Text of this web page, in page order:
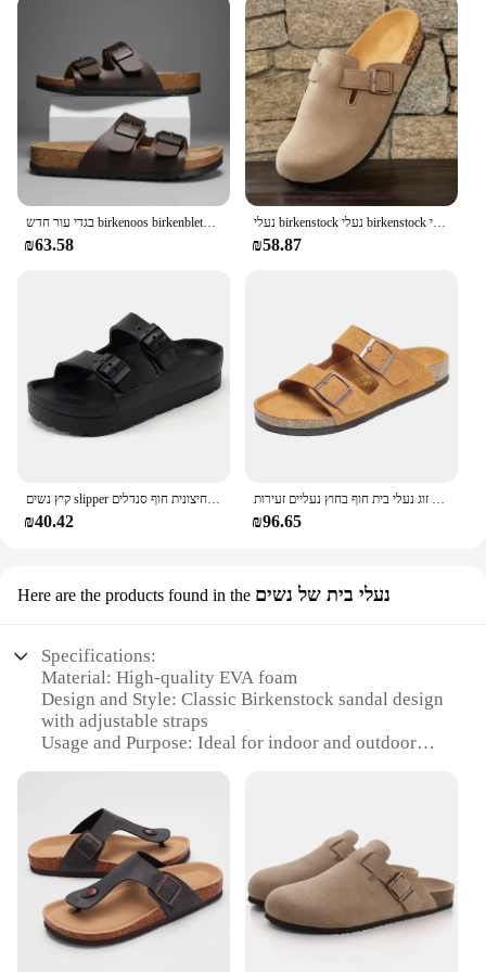
בגדי עור חדש birkenoos birkenblets גברים זוג וינטג 'ללבוש נעלי בית אופנה מזדמנים, 2024 חדש
₪63.58
נעלי birkenstock נעלי birkenstock חדש לגברים ולנשים נעלי birkenstock-sandals
₪58.87
קיץ נשים slipper חיצונית חוף סנדלים eva פלטפורמה להעיף flops לבית מגלשות אבזם סנדלים רך עבה סנדלים
₪40.42
סנדלים נשים בקיץ סנדלים לגברים זוג נעלי בית חוף בחוץ נעליים זעירות zapatos hombre עמיד ללא להחליק מקורה נעלי יוקרה
₪96.65
Here are the products found in the נעלי בית של נשים
Specifications:
Material: High-quality EVA foam
Design and Style: Classic Birkenstock sandal design
with adjustable straps
Usage and Purpose: Ideal for indoor and outdoor
and slip-resistant
Parts and Accessories: Includes a set of two slides
for versatile styling options
Applicable People: Designed for men seeking
comfort and style
Features: